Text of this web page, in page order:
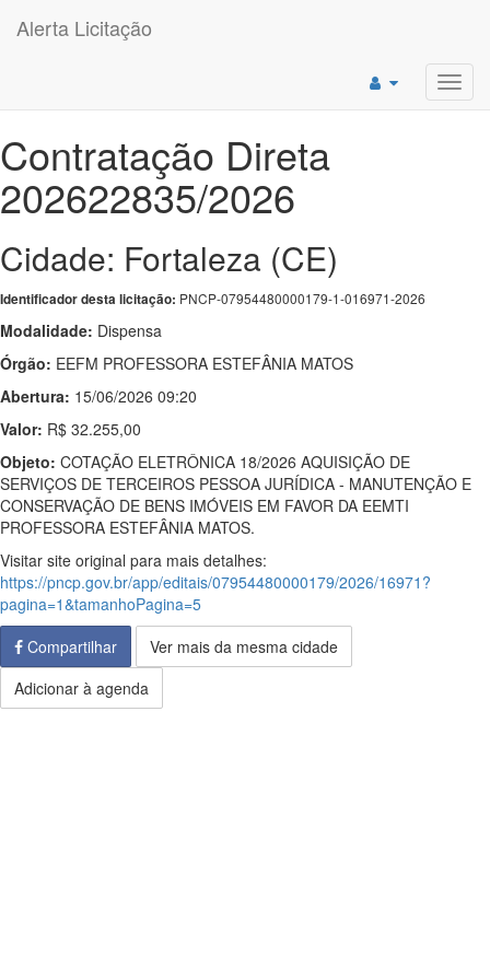
Alerta Licitação
Contratação Direta
202622835/2026
Cidade: Fortaleza (CE)
Identificador desta licitação: PNCP-07954480000179-1-016971-2026
Modalidade: Dispensa
Órgão: EEFM PROFESSORA ESTEFÂNIA MATOS
Abertura: 15/06/2026 09:20
Valor: R$ 32.255,00
Objeto: COTAÇÃO ELETRÔNICA 18/2026 AQUISIÇÃO DE
SERVIÇOS DE TERCEIROS PESSOA JURÍDICA - MANUTENÇÃO E
CONSERVAÇÃO DE BENS IMÓVEIS EM FAVOR DA EEMTI
PROFESSORA ESTEFÂNIA MATOS.
Visitar site original para mais detalhes:
https://pncp.gov.br/app/editais/07954480000179/2026/16971?
pagina=1&tamanhoPagina=5
Compartilhar
Ver mais da mesma cidade
Adicionar à agenda